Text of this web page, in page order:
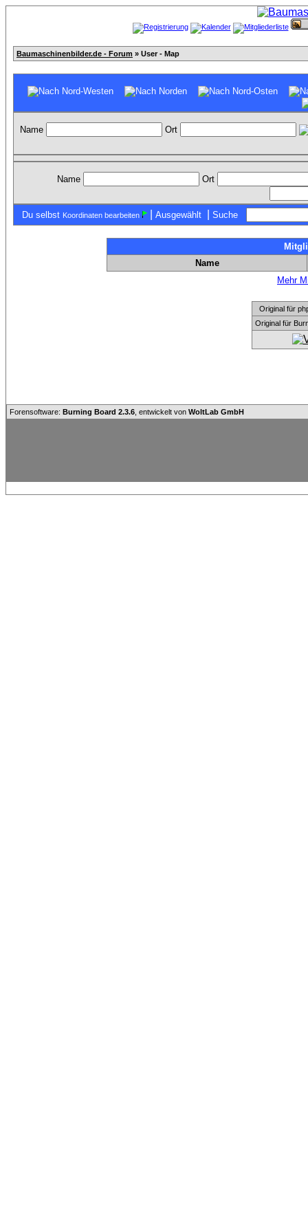
Baumaschinenbilder.de - Forum » User - Map
Name Ort
Name Ort
Du selbst Koordinaten bearbeiten | Ausgewählt Suche
Name
Mehr
Original für
Original für
Forensoftware: Burning Board 2.3.6 , entwickelt von WoltLab GmbH